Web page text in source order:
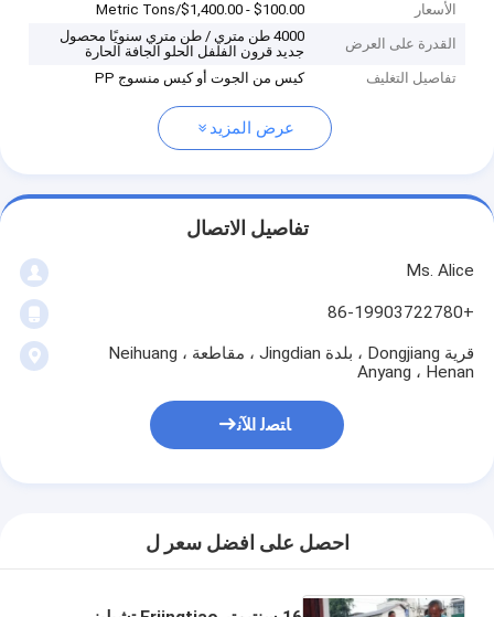
الأسعار
$100.00 - $1,400.00/Metric Tons
القدرة على العرض
4000 طن متري / طن متري سنويًا محصول
جديد قرون الفلفل الحلو الجافة الحارة
تفاصيل التغليف
كيس من الجوت أو كيس منسوج PP
عرض المزيد
تفاصيل الاتصال
Ms. Alice
+86-19903722780
قرية Dongjiang ، بلدة Jingdian ، مقاطعة Neihuang ،
Anyang ، Henan
ﺎﺘﺼﻟ ﺍﻶﻧ
احصل على افضل سعر ل